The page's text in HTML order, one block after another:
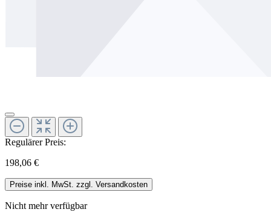
Regulärer Preis:
198,06 €
Preise inkl. MwSt. zzgl. Versandkosten
Nicht mehr verfügbar